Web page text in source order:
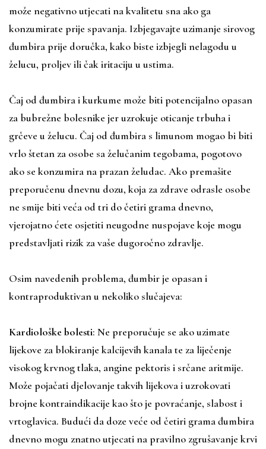
može negativno utjecati na kvalitetu sna ako ga
konzumirate prije spavanja. Izbjegavajte uzimanje sirovog
đumbira prije doručka, kako biste izbjegli nelagodu u
želucu, proljev ili čak iritaciju u ustima.
Čaj od đumbira i kurkume može biti potencijalno opasan
za bubrežne bolesnike jer uzrokuje oticanje trbuha i
grčeve u želucu. Čaj od đumbira s limunom mogao bi biti
vrlo štetan za osobe sa želučanim tegobama, pogotovo
ako se konzumira na prazan želudac. Ako premašite
preporučenu dnevnu dozu, koja za zdrave odrasle osobe
ne smije biti veća od tri do četiri grama dnevno,
vjerojatno ćete osjetiti neugodne nuspojave koje mogu
predstavljati rizik za vaše dugoročno zdravlje.
Osim navedenih problema, đumbir je opasan i
kontraproduktivan u nekoliko slučajeva:
Kardiološke bolesti: Ne preporučuje se ako uzimate
lijekove za blokiranje kalcijevih kanala te za liječenje
visokog krvnog tlaka, angine pektoris i srčane aritmije.
Može pojačati djelovanje takvih lijekova i uzrokovati
brojne kontraindikacije kao što je povraćanje, slabost i
vrtoglavica. Budući da doze veće od četiri grama đumbira
dnevno mogu znatno utjecati na pravilno zgrušavanje krvi